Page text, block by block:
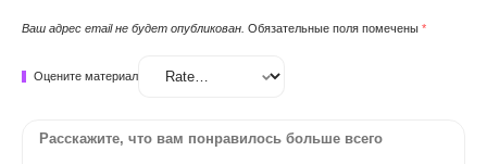
Ваш адрес email не будет опубликован. Обязательные поля помечены *
Оцените материал